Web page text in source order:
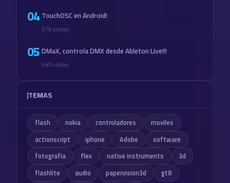
04TouchOSC en Android!
376 visitas
05DMaX, controla DMX desde Ableton Live!!!
360 visitas
TEMAS
flash nokia controladores
moviles
actionscript
iphone Adobe
software
fotografia
flex native instruments
3d
flashlite
audio papervision3d
gt8